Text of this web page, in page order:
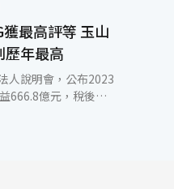
高評等 玉山
歷年最高
人說明會，公布2023
666.8億元，稅後淨